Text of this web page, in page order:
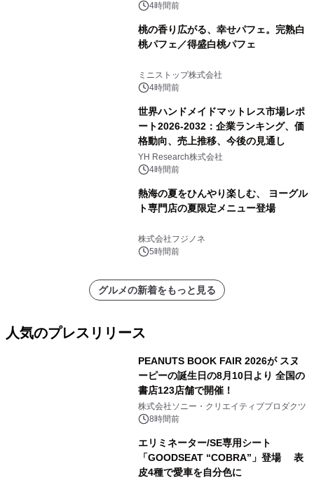
4時間前
桃の香り広がる、幸せパフェ。完熟白
桃パフェ／得盛白桃パフェ
ミニストップ株式会社
4時間前
世界ハンドメイドマットレス市場レポ
ート2026-2032：企業ランキング、価
格動向、売上推移、今後の見通し
YH Research株式会社
4時間前
熱海の夏をひんやり楽しむ、 ヨーグル
ト専門店の夏限定メニュー登場
株式会社フジノネ
5時間前
グルメの新着をもっと見る
人気のプレスリリース
PEANUTS BOOK FAIR 2026が スヌ
ーピーの誕生日の8月10日より 全国の
書店123店舗で開催！
株式会社ソニー・クリエイティブプロダクツ
8時間前
エリミネーター/SE専用シート
「GOODSEAT “COBRA”」登場 表
皮4種で愛車を自分色に